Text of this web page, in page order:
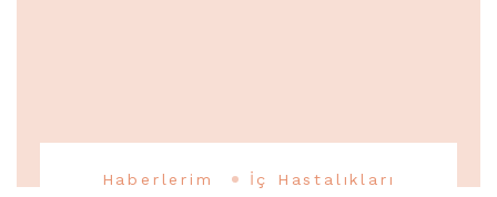
Haberlerim
İç Hastalıkları